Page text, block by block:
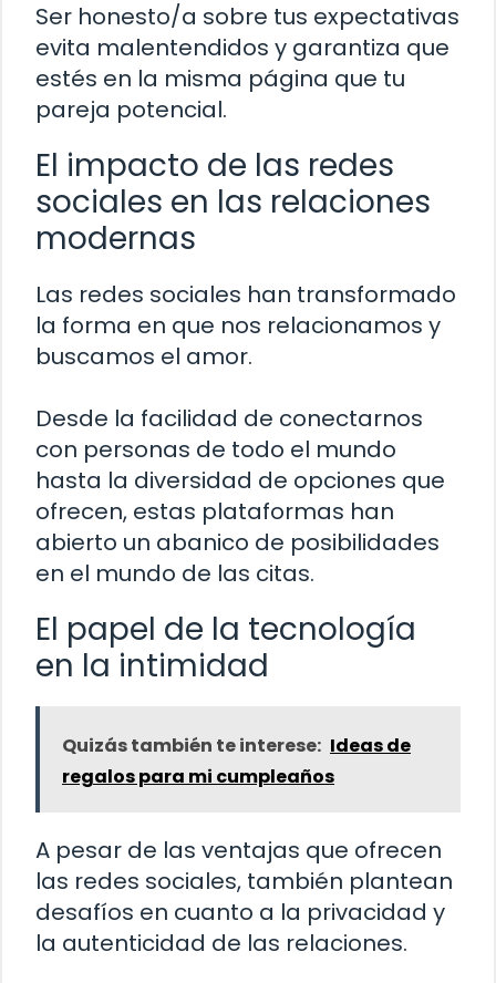
Ser honesto/a sobre tus expectativas
evita malentendidos y garantiza que
estés en la misma página que tu
pareja potencial.
El impacto de las redes
sociales en las relaciones
modernas
Las redes sociales han transformado
la forma en que nos relacionamos y
buscamos el amor.
Desde la facilidad de conectarnos
con personas de todo el mundo
hasta la diversidad de opciones que
ofrecen, estas plataformas han
abierto un abanico de posibilidades
en el mundo de las citas.
El papel de la tecnología
en la intimidad
Quizás también te interese: Ideas de
regalos para mi cumpleaños
A pesar de las ventajas que ofrecen
las redes sociales, también plantean
desafíos en cuanto a la privacidad y
la autenticidad de las relaciones.